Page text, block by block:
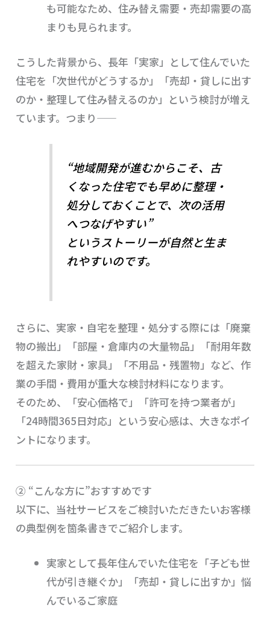
も可能なため、住み替え需要・売却需要の高
まりも見られます。
こうした背景から、長年「実家」として住んでいた
住宅を「次世代がどうするか」「売却・貸しに出す
のか・整理して住み替えるのか」という検討が増え
ています。つまり――
“地域開発が進むからこそ、古
くなった住宅でも早めに整理・
処分しておくことで、次の活用
へつなげやすい”
というストーリーが自然と生ま
れやすいのです。
さらに、実家・自宅を整理・処分する際には「廃棄
物の搬出」「部屋・倉庫内の大量物品」「耐用年数
を超えた家財・家具」「不用品・残置物」など、作
業の手間・費用が重大な検討材料になります。
そのため、「安心価格で」「許可を持つ業者が」
「24時間365日対応」という安心感は、大きなポイ
ントになります。
② “こんな方に”おすすめです
以下に、当社サービスをご検討いただきたいお客様
の典型例を箇条書きでご紹介します。
実家として長年住んでいた住宅を「子ども世
代が引き継ぐか」「売却・貸しに出すか」悩
んでいるご家庭